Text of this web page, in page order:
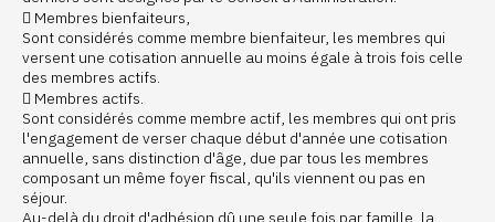
 Membres bienfaiteurs,
Sont considérés comme membre bienfaiteur, les membres qui
versent une cotisation annuelle au moins égale à trois fois celle
des membres actifs.
 Membres actifs.
Sont considérés comme membre actif, les membres qui ont pris
l'engagement de verser chaque début d'année une cotisation
annuelle, sans distinction d'âge, due par tous les membres
composant un même foyer fiscal, qu'ils viennent ou pas en
séjour.
Au-delà du droit d'adhésion dû une seule fois par famille, la